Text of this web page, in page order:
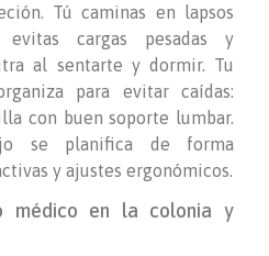
Tú caminas en lapsos
cargas pesadas y
al sentarte y dormir. Tu
para evitar caídas:
con buen soporte lumbar.
se planifica de forma
y ajustes ergonómicos.
médico en la colonia y